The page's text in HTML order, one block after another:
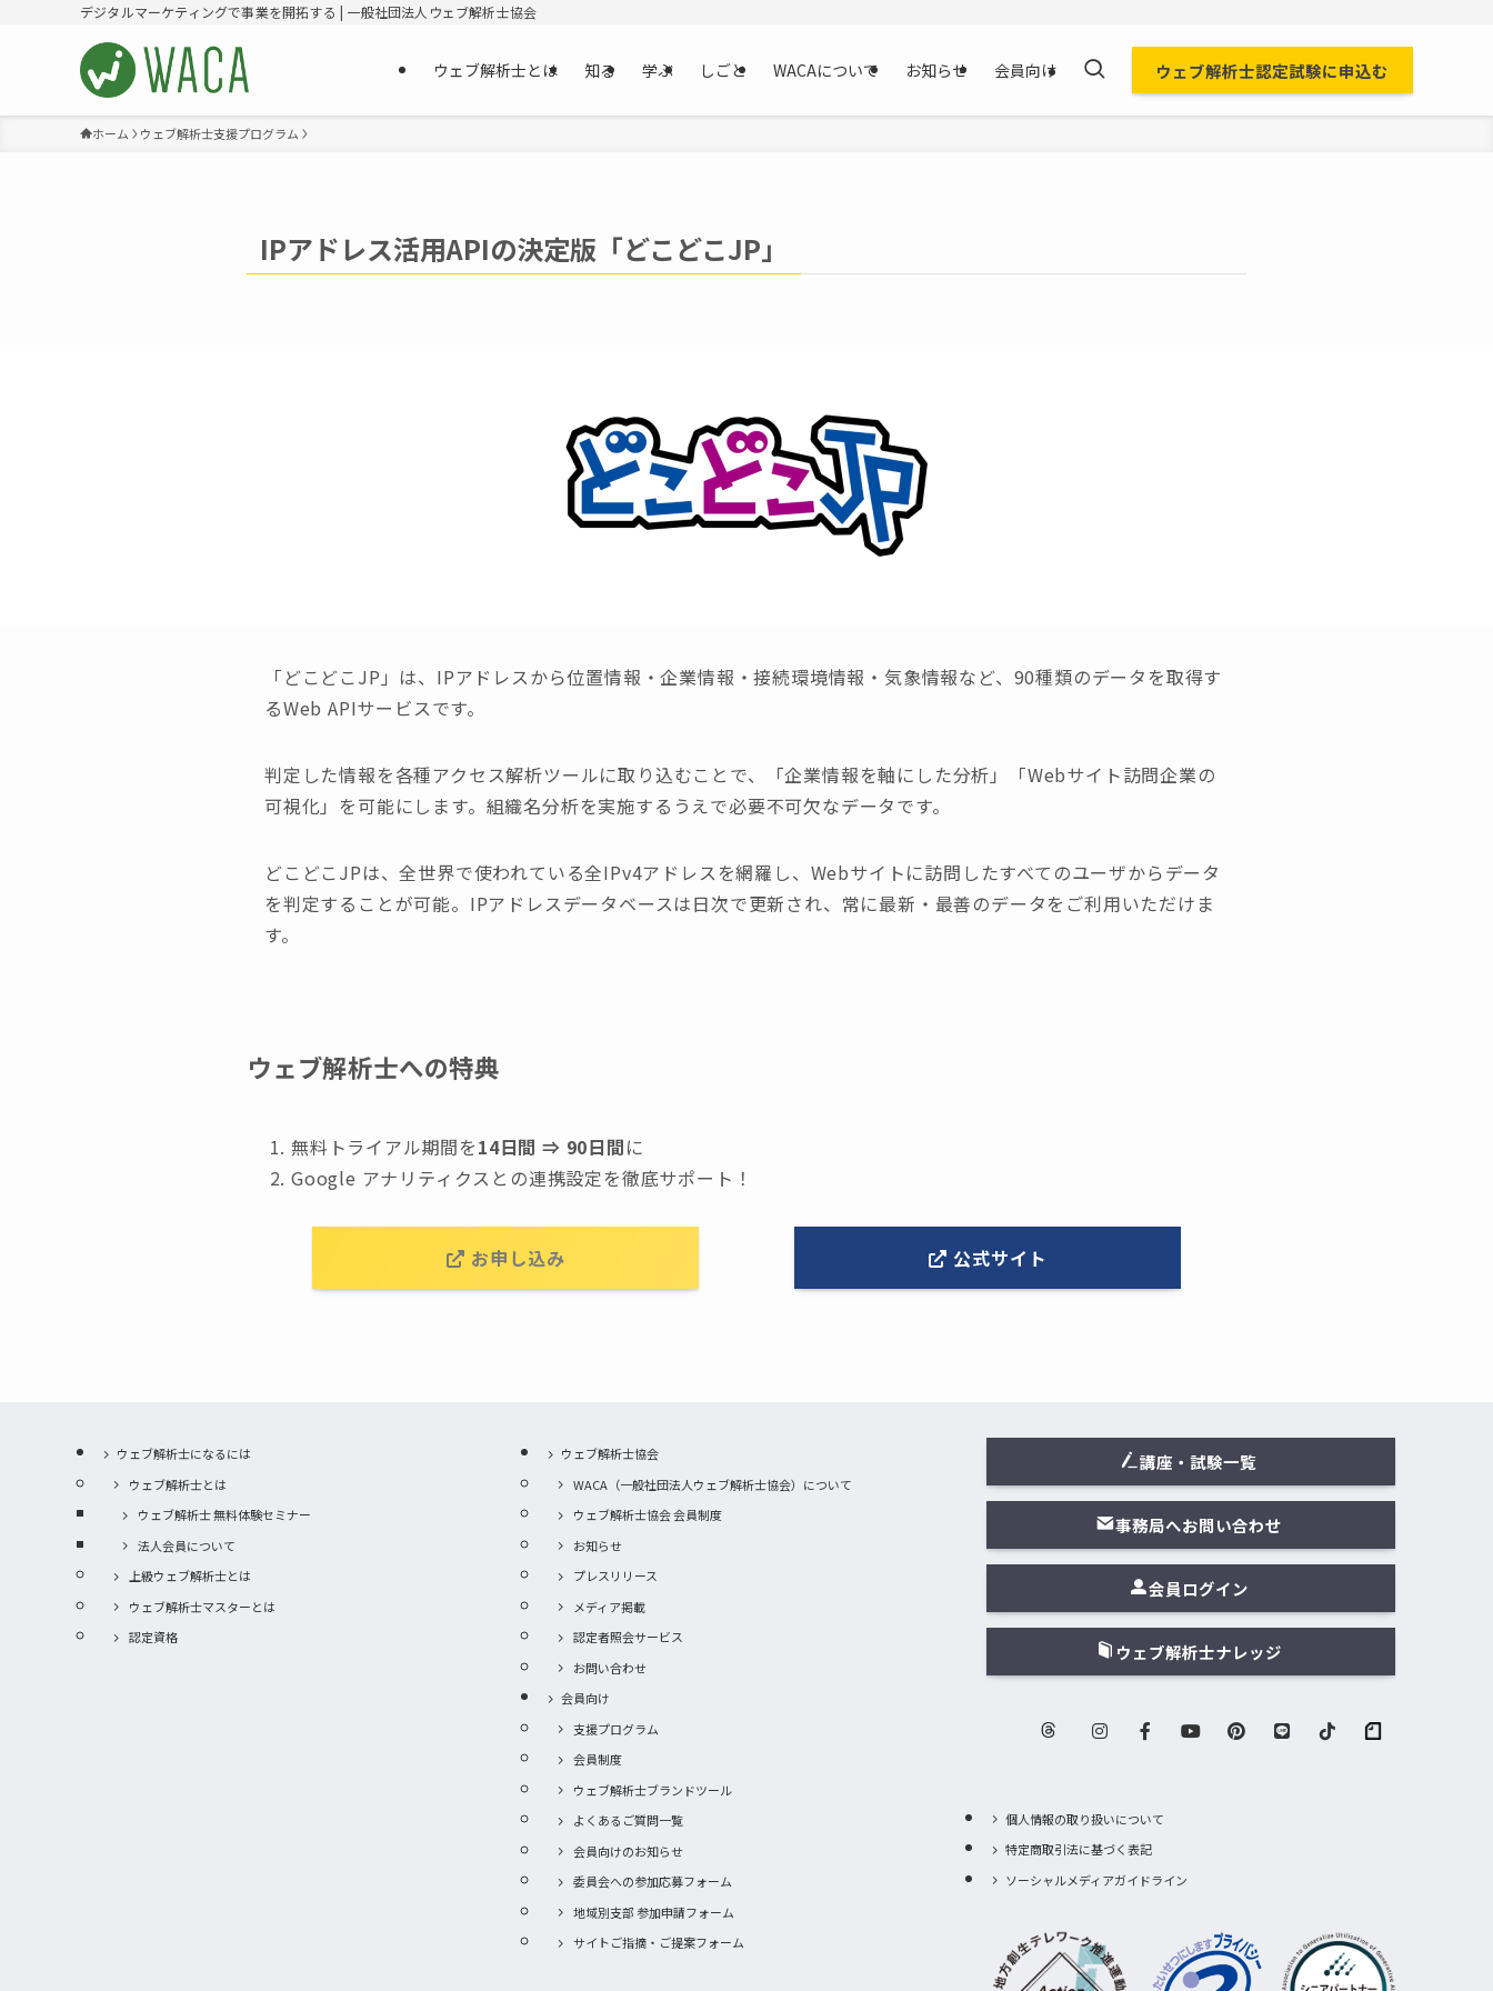
デジタルマーケティングで事業を開拓する | 一般社団法人ウェブ解析士協会
ウェブ解析士とは 知る 学ぶ しごと WACAについて お知らせ 会員向け ウェブ解析士認定試験に申込む
ホーム ウェブ解析士支援プログラム
IPアドレス活用APIの決定版「どこどこJP」
「どこどこJP」は、IPアドレスから位置情報・企業情報・接続環境情報・気象情報など、90種類のデータを取得す
るWeb APIサービスです。
判定した情報を各種アクセス解析ツールに取り込むことで、「企業情報を軸にした分析」「Webサイト訪問企業の
可視化」を可能にします。組織名分析を実施するうえで必要不可欠なデータです。
どこどこJPは、全世界で使われている全IPv4アドレスを網羅し、Webサイトに訪問したすべてのユーザからデータ
を判定することが可能。IPアドレスデータベースは日次で更新され、常に最新・最善のデータをご利用いただけま
す。
ウェブ解析士への特典
無料トライアル期間を14日間 ⇒ 90日間に
Google アナリティクスとの連携設定を徹底サポート！
お申し込み 公式サイト
ウェブ解析士になるには
ウェブ解析士とは
ウェブ解析士 無料体験セミナー
法人会員について
上級ウェブ解析士とは
ウェブ解析士マスターとは
認定資格
ウェブ解析士協会
WACA（一般社団法人ウェブ解析士協会）について
ウェブ解析士協会 会員制度
お知らせ
プレスリリース
メディア掲載
認定者照会サービス
お問い合わせ
会員向け
支援プログラム
会員制度
ウェブ解析士ブランドツール
よくあるご質問一覧
会員向けのお知らせ
委員会への参加応募フォーム
地域別支部 参加申請フォーム
サイトご指摘・ご提案フォーム
講座・試験一覧
事務局へお問い合わせ
会員ログイン
ウェブ解析士ナレッジ
個人情報の取り扱いについて
特定商取引法に基づく表記
ソーシャルメディアガイドライン